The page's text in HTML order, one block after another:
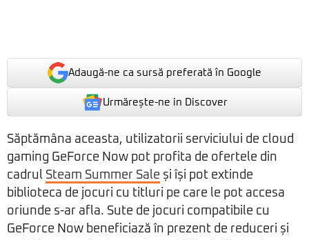
Adaugă-ne ca sursă preferată în Google
Urmărește-ne in Discover
Săptămâna aceasta, utilizatorii serviciului de cloud
gaming GeForce Now pot profita de ofertele din
cadrul Steam Summer Sale și își pot extinde
biblioteca de jocuri cu titluri pe care le pot accesa
oriunde s-ar afla. Sute de jocuri compatibile cu
GeForce Now beneficiază în prezent de reduceri și